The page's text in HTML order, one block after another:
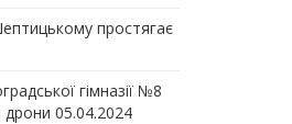
простягає
гімназії №8
дрони 05.04.2024